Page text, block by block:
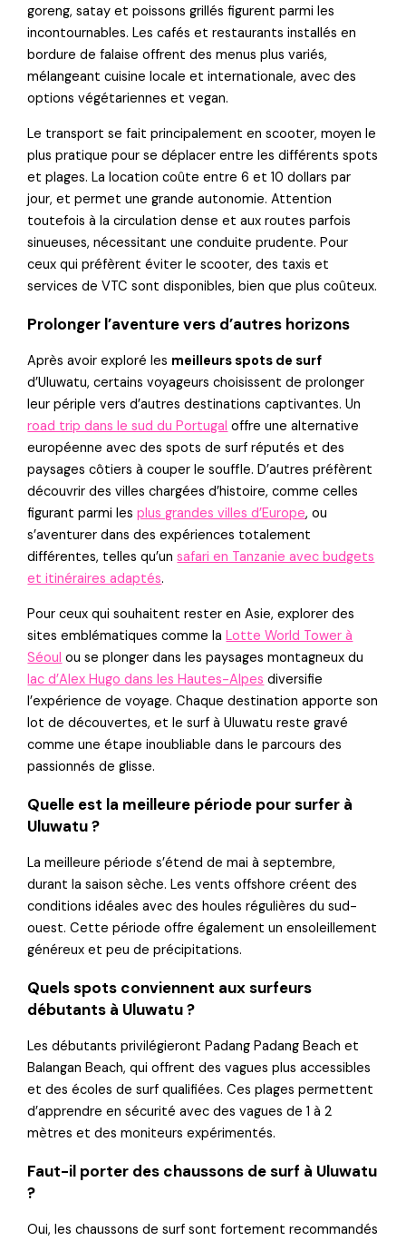
goreng, satay et poissons grillés figurent parmi les
incontournables. Les cafés et restaurants installés en
bordure de falaise offrent des menus plus variés,
mélangeant cuisine locale et internationale, avec des
options végétariennes et vegan.
Le transport se fait principalement en scooter, moyen le
plus pratique pour se déplacer entre les différents spots
et plages. La location coûte entre 6 et 10 dollars par
jour, et permet une grande autonomie. Attention
toutefois à la circulation dense et aux routes parfois
sinueuses, nécessitant une conduite prudente. Pour
ceux qui préfèrent éviter le scooter, des taxis et
services de VTC sont disponibles, bien que plus coûteux.
Prolonger l’aventure vers d’autres horizons
Après avoir exploré les meilleurs spots de surf
d’Uluwatu, certains voyageurs choisissent de prolonger
leur périple vers d’autres destinations captivantes. Un
road trip dans le sud du Portugal offre une alternative
européenne avec des spots de surf réputés et des
paysages côtiers à couper le souffle. D’autres préfèrent
découvrir des villes chargées d’histoire, comme celles
figurant parmi lesplus grandes villes d’Europe, ou
s’aventurer dans des expériences totalement
différentes, telles qu’unsafari en Tanzanie avec budgets
et itinéraires adaptés.
Pour ceux qui souhaitent rester en Asie, explorer des
sites emblématiques comme laLotte World Tower à
Séoul ou se plonger dans les paysages montagneux du
lac d’Alex Hugo dans les Hautes-Alpes diversifie
l’expérience de voyage. Chaque destination apporte son
lot de découvertes, et le surf à Uluwatu reste gravé
comme une étape inoubliable dans le parcours des
passionnés de glisse.
Quelle est la meilleure période pour surfer à
Uluwatu ?
La meilleure période s’étend de mai à septembre,
durant la saison sèche. Les vents offshore créent des
conditions idéales avec des houles régulières du sud-
ouest. Cette période offre également un ensoleillement
généreux et peu de précipitations.
Quels spots conviennent aux surfeurs
débutants à Uluwatu ?
Les débutants privilégieront Padang Padang Beach et
Balangan Beach, qui offrent des vagues plus accessibles
et des écoles de surf qualifiées. Ces plages permettent
d’apprendre en sécurité avec des vagues de 1 à 2
mètres et des moniteurs expérimentés.
Faut-il porter des chaussons de surf à Uluwatu
?
Oui, les chaussons de surf sont fortement recommandés